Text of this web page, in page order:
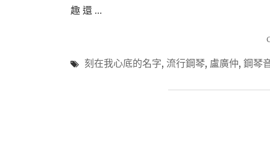
趣 還 …
刻在我心底的名字, 流行鋼琴, 盧廣仲, 鋼琴